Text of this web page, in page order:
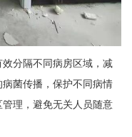
分隔不同病房区域，减
菌传播，保护不同病情
理，避免无关人员随意